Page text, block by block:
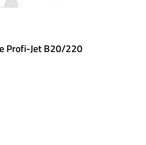
Profi-Jet B20/220